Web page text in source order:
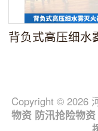
Copyright © 2026
物资 防汛抢险物资